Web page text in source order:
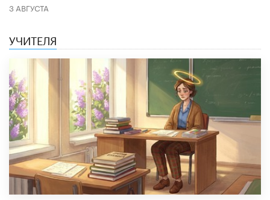
3 АВГУСТА
УЧИТЕЛЯ